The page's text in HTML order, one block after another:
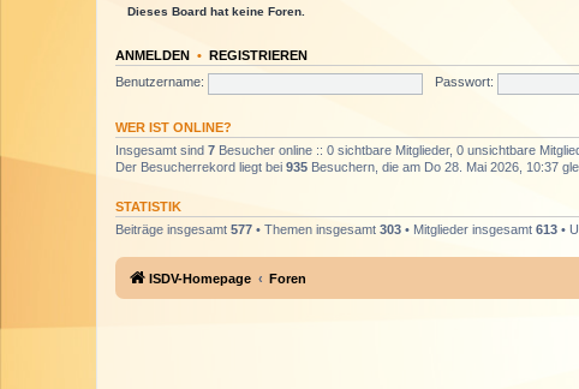
Dieses Board hat keine Foren.
ANMELDEN • REGISTRIEREN
Benutzername:
Passwort:
WER IST ONLINE?
Insgesamt sind 7 Besucher online :: 0 sichtbare Mitglieder, 0 unsichtbare
Der Besucherrekord liegt bei 935 Besuchern, die am Do 28. Mai 2026, 10:37
STATISTIK
Beiträge insgesamt 577 • Themen insgesamt 303 • Mitglieder insgesamt 613 •
ISDV-Homepage Foren